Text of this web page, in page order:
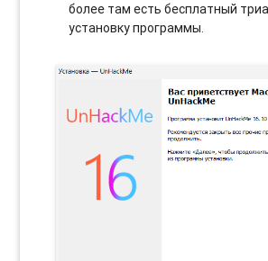
более там есть бесплатный
установку программы.